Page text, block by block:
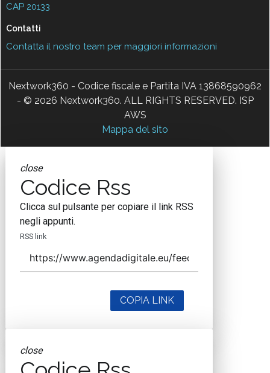
CAP 20133
Contatti
Contatta il nostro team per maggiori informazioni
Nextwork360 - Codice fiscale e Partita IVA 13868590962
- © 2026 Nextwork360. ALL RIGHTS RESERVED. ISP
AWS
Mappa del sito
close
Codice Rss
Clicca sul pulsante per copiare il link RSS
negli appunti.
RSS link
COPIA LINK
close